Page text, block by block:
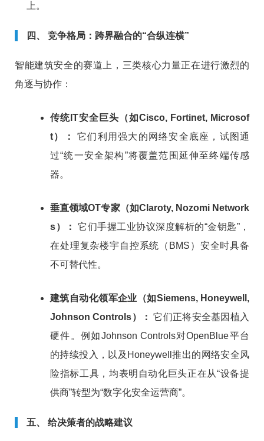
上。
四、 竞争格局：跨界融合的“合纵连横”
智能建筑安全的赛道上，三类核心力量正在进行激烈的
角逐与协作：
传统IT安全巨头（如Cisco, Fortinet, Microsof
t）：
它们利用强大的网络安全底座，试图通
过“统一安全架构”将覆盖范围延伸至终端传感
器。
垂直领域OT专家（如Claroty, Nozomi Network
s）：
它们手握工业协议深度解析的“金钥匙”，
在处理复杂楼宇自控系统（BMS）安全时具备
不可替代性。
建筑自动化领军企业（如Siemens, Honeywell,
Johnson Controls）： 它们正将安全基因植入
硬件。例如Johnson Controls对OpenBlue平台
的持续投入，以及Honeywell推出的网络安全风
险指标工具，均表明自动化巨头正在从“设备提
供商”转型为“数字化安全运营商”。
五、 给决策者的战略建议